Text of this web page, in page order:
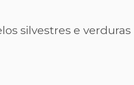
silvestres e verduras